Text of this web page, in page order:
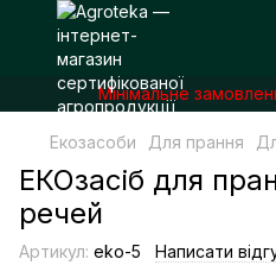
Мінімальне
Екозасоби Для прання
ЕКОзасіб для
речей
Артикул: eko-5 Написати